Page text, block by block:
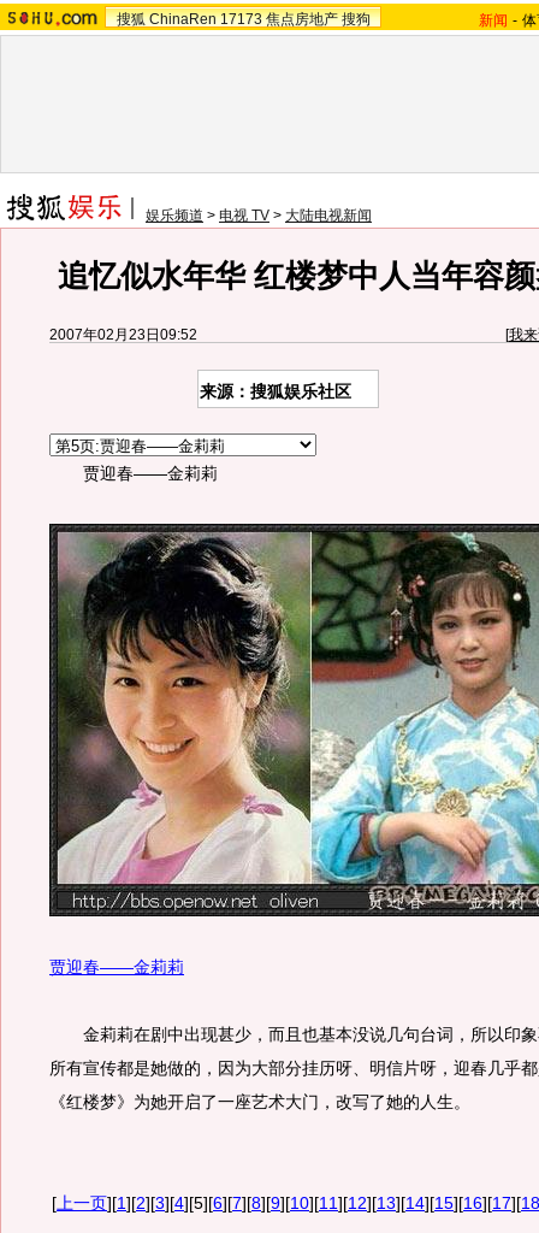
搜狐 ChinaRen 17173 焦点房地产 搜狗 新闻 -
娱乐频道 > 电视 TV > 大陆电视新闻
追忆似水年华 红楼梦中人当年容
2007年02月23日09:52 [我
来源：搜狐娱乐社区
贾迎春——金莉莉
贾迎春——金莉莉
金莉莉在剧中出现甚少，而且也基本没说几句台词，所以印象
所有宣传都是她做的，因为大部分挂历呀、明信片呀，迎春几乎
《红楼梦》为她开启了一座艺术大门，改写了她的人生。
[ 上一页][1][2][3][4][5][6][7][8][9][10][11][12][13][14][15][16][17][18